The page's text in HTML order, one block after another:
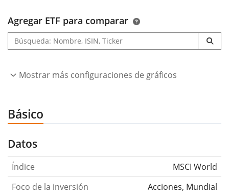
Agregar ETF para comparar
Mostrar más configuraciones de gráficos
Básico
Datos
Índice
MSCI World
Foco de la inversión
Acciones, Mundial